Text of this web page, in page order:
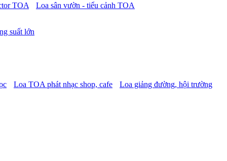
TOA
Loa sân vườn - tiểu cảnh TOA
suất lớn
Loa TOA phát nhạc shop, cafe
Loa giảng đường, hội trường